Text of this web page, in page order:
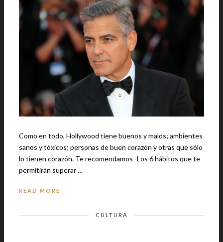
Como en todo, Hollywood tiene buenos y malos; ambientes
sanos y tóxicos; personas de buen corazón y otras que sólo
lo tienen corazón. Te recomendamos -Los 6 hábitos que te
permitirán superar …
READ MORE
CULTURA